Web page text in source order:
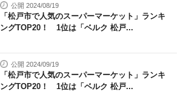
公開 2024/08/19
「松戸市で人気のスーパーマーケット」ランキ
ングTOP20！ 1位は「ベルク 松戸...
公開 2024/09/19
「松戸市で人気のスーパーマーケット」ランキ
ングTOP20！ 1位は「ベルク 松戸...